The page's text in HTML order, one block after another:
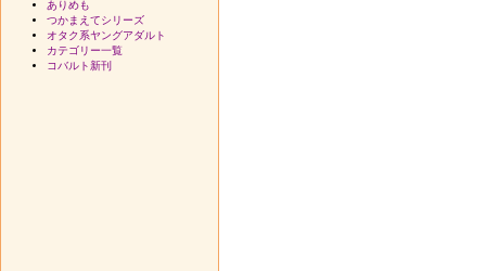
ありめも
つかまえてシリーズ
オタク系ヤングアダルト
カテゴリー一覧
コバルト新刊